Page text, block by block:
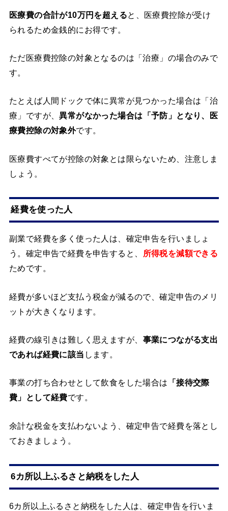
医療費の合計が10万円を超えると、医療費控除が受け
られるため金銭的にお得です。
ただ医療費控除の対象となるのは「治療」の場合のみで
す。
たとえば人間ドックで体に異常が見つかった場合は「治
療」ですが、異常がなかった場合は「予防」となり、医
療費控除の対象外です。
医療費すべてが控除の対象とは限らないため、注意しま
しょう。
経費を使った人
副業で経費を多く使った人は、確定申告を行いましょ
う。確定申告で経費を申告すると、 所得税を減額できる
ためです。
経費が多いほど支払う税金が減るので、確定申告のメリ
ットが大きくなります。
経費の線引きは難しく思えますが、 事業につながる支出
であれば経費に該当 します。
事業の打ち合わせとして飲食をした場合は 「接待交際
費」として経費です。
余計な税金を支払わないよう、確定申告で経費を落とし
ておきましょう。
6カ所以上ふるさと納税をした人
6カ所以上ふるさと納税をした人は、確定申告を行いま